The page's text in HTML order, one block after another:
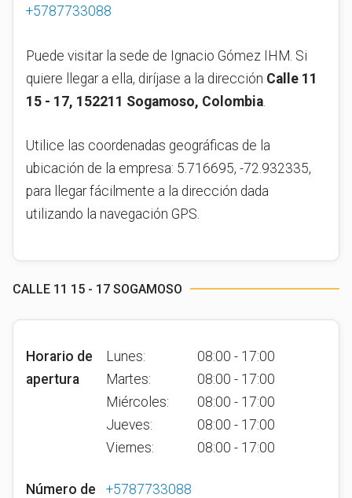
+5787733088
Puede visitar la sede de Ignacio Gómez IHM. Si
quiere llegar a ella, diríjase a la dirección Calle 11
15 - 17, 152211 Sogamoso, Colombia
Utilice las coordenadas geográficas de la
ubicación de la empresa: 5.716695, -72.932335,
para llegar fácilmente a la dirección dada
utilizando la navegación GPS.
CALLE 11 15 - 17 SOGAMOSO
Horario de
apertura
Lunes:
08:00 - 17:00
Martes:
08:00 - 17:00
Miércoles:
08:00 - 17:00
Jueves:
08:00 - 17:00
Viernes:
08:00 - 17:00
Número de
+5787733088